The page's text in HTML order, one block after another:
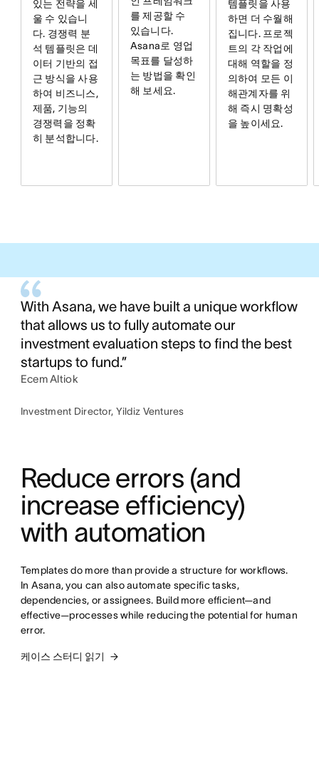
있는 전략을 세
울 수 있습니
다. 경쟁력 분
석 템플릿은 데
이터 기반의 접
근 방식을 사용
하여 비즈니스,
제품, 기능의
경쟁력을 정확
히 분석합니다.
를 제공할 수
있습니다.
Asana로 영업
목표를 달성하
는 방법을 확인
해 보세요.
템플릿을 사용
하면 더 수월해
집니다. 프로젝
트의 각 작업에
대해 역할을 정
의하여 모든 이
해관계자를 위
해 즉시 명확성
을 높이세요.
With Asana, we have built a unique workflow
that allows us to fully automate our
investment evaluation steps to find the best
startups to fund.”
Ecem Altiok
Investment Director, Yildiz Ventures
Reduce errors (and
increase efficiency)
with automation
Templates do more than provide a structure for workflows.
In Asana, you can also automate specific tasks,
dependencies, or assignees. Build more efficient—and
effective—processes while reducing the potential for human
error.
케이스 스터디 읽기